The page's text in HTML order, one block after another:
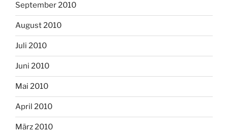
September 2010
August 2010
Juli 2010
Juni 2010
Mai 2010
April 2010
März 2010